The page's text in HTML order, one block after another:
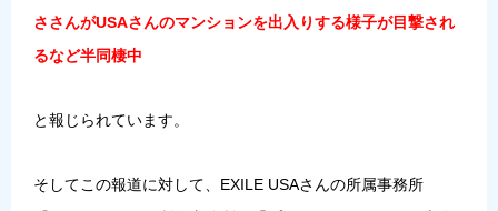
ささんがUSAさんのマンションを出入りする様子が目撃され
るなど半同棲中
と報じられています。
そしてこの報道に対して、EXILE USAさんの所属事務所